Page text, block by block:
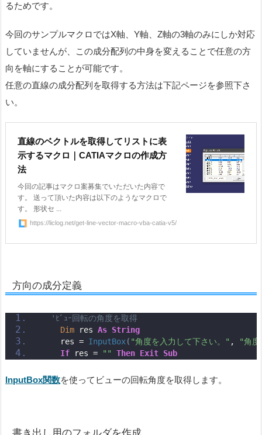
るためです。
今回のサンプルマクロではX軸、Y軸、Z軸の3軸のみにしか対応
していませんが、この成分配列の中身を変えることで任意の方
向を軸にすることが可能です。
任意の直線の成分配列を取得する方法は下記ページを参照下さ
い。
直線のベクトルを取得してリストに表
示するマクロ｜CATIAマクロの作成方
法
今回の記事はマクロ案募集でいただいた内容で
す。 送って頂いた内容は以下のようなマクロで
す。 形状セ ...
https://liclog.net/get-line-vector-macro-vba-catia-v5/
方向の成分定義
'ﾋﾞｭｰ回転の角度を取得
Dim res As String
    res =
InputBox( "角度を入力して下さい。" ,
"角
If res = "" Then Exit Sub
InputBox関数を使ってビューの回転角度を取得します。